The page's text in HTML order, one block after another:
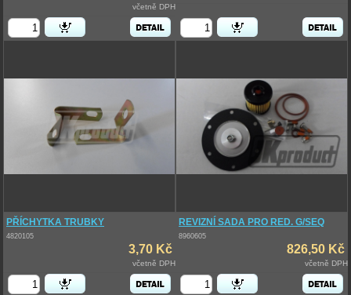
včetně DPH
PŘÍCHYTKA TRUBKY
4820105
3,70 Kč
včetně DPH
REVIZNÍ SADA PRO RED. G/SEQ
8960605
826,50 Kč
včetně DPH